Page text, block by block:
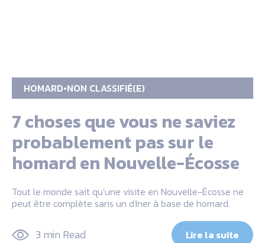
HOMARD NON CLASSIFIÉ(E)
7 choses que vous ne saviez
probablement pas sur le
homard en Nouvelle-Écosse
Tout le monde sait qu’une visite en Nouvelle-Écosse ne
peut être complète sans un dîner à base de homard.
3 min Read Lire la suite